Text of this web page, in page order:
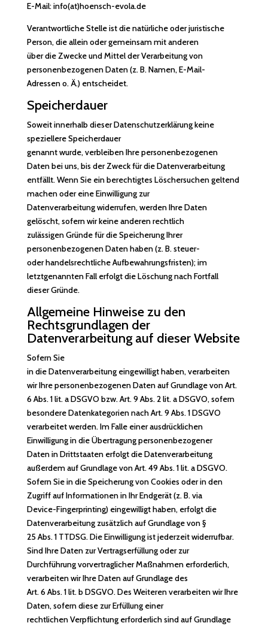
E-Mail: info(at)hoensch-evola.de
Verantwortliche Stelle ist die natürliche oder juristische
Person, die allein oder gemeinsam mit anderen
über die Zwecke und Mittel der Verarbeitung von
personenbezogenen Daten (z. B. Namen, E-Mail-
Adressen o. Ä.) entscheidet.
Speicherdauer
Soweit innerhalb dieser Datenschutzerklärung keine
speziellere Speicherdauer
genannt wurde, verbleiben Ihre personenbezogenen
Daten bei uns, bis der Zweck für die Datenverarbeitung
entfällt. Wenn Sie ein berechtigtes Löschersuchen geltend
machen oder eine Einwilligung zur
Datenverarbeitung widerrufen, werden Ihre Daten
gelöscht, sofern wir keine anderen rechtlich
zulässigen Gründe für die Speicherung Ihrer
personenbezogenen Daten haben (z. B. steuer-
oder handelsrechtliche Aufbewahrungsfristen); im
letztgenannten Fall erfolgt die Löschung nach Fortfall
dieser Gründe.
Allgemeine Hinweise zu den
Rechtsgrundlagen der
Datenverarbeitung auf dieser Website
Sofern Sie
in die Datenverarbeitung eingewilligt haben, verarbeiten
wir Ihre personenbezogenen Daten auf Grundlage von Art.
6 Abs. 1 lit. a DSGVO bzw. Art. 9 Abs. 2 lit. a DSGVO, sofern
besondere Datenkategorien nach Art. 9 Abs. 1 DSGVO
verarbeitet werden. Im Falle einer ausdrücklichen
Einwilligung in die Übertragung personenbezogener
Daten in Drittstaaten erfolgt die Datenverarbeitung
außerdem auf Grundlage von Art. 49 Abs. 1 lit. a DSGVO.
Sofern Sie in die Speicherung von Cookies oder in den
Zugriff auf Informationen in Ihr Endgerät (z. B. via
Device-Fingerprinting) eingewilligt haben, erfolgt die
Datenverarbeitung zusätzlich auf Grundlage von §
25 Abs. 1 TTDSG. Die Einwilligung ist jederzeit widerrufbar.
Sind Ihre Daten zur Vertragserfüllung oder zur
Durchführung vorvertraglicher Maßnahmen erforderlich,
verarbeiten wir Ihre Daten auf Grundlage des
Art. 6 Abs. 1 lit. b DSGVO. Des Weiteren verarbeiten wir Ihre
Daten, sofern diese zur Erfüllung einer
rechtlichen Verpflichtung erforderlich sind auf Grundlage